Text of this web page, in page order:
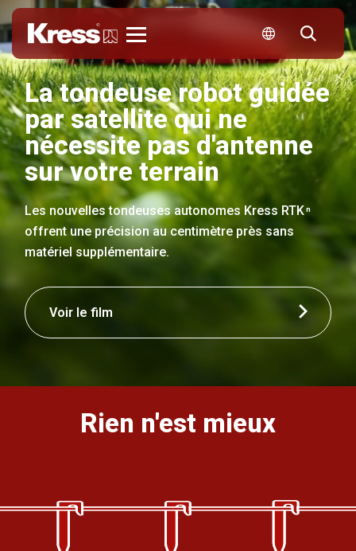
La tondeuse robot guidée
par satellite qui ne
nécessite pas d'antenne
sur votre terrain
Les nouvelles tondeuses autonomes Kress RTK n
offrent une précision au centimètre près sans
matériel supplémentaire.
Voir le film
Rien n'est mieux